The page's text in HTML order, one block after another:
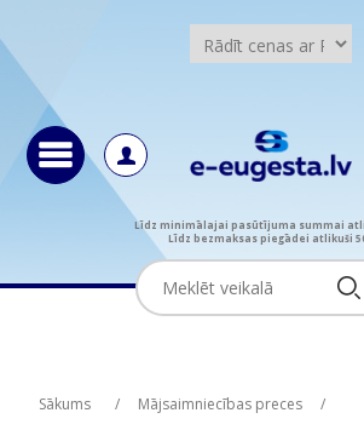
Līdz minimālajai pasūtījuma summai
Līdz bezmaksas piegādei atlikuši
Sākums / Mājsaimniecības preces
/